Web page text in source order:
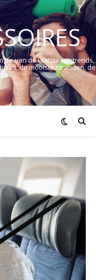
van de laatste reistrends,
de mooiste stranden, de